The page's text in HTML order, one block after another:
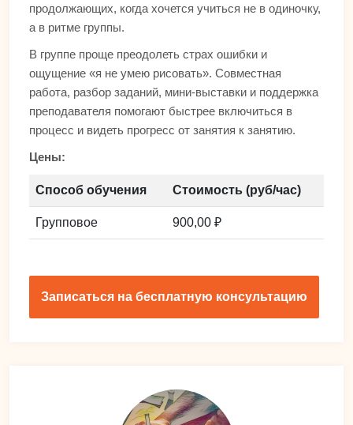
продолжающих, когда хочется учиться не в одиночку,
а в ритме группы.
В группе проще преодолеть страх ошибки и
ощущение «я не умею рисовать». Совместная
работа, разбор заданий, мини-выставки и поддержка
преподавателя помогают быстрее включиться в
процесс и видеть прогресс от занятия к занятию.
Цены:
Способ обучения Стоимость (руб/час)
Групповое 900,00 ₽
Записаться на бесплатную консультацию